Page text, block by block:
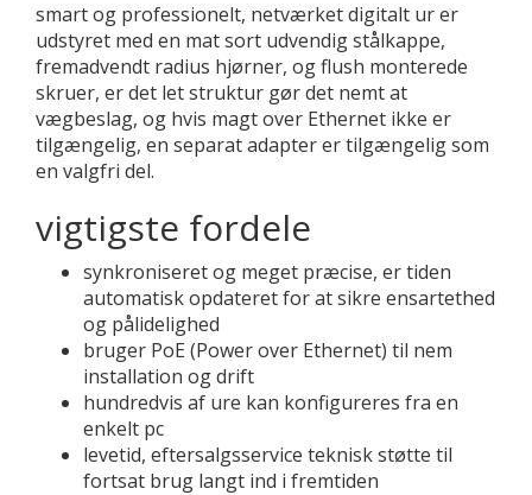
smart og professionelt, netværket digitalt ur er
udstyret med en mat sort udvendig stålkappe,
fremadvendt radius hjørner, og flush monterede
skruer, er det let struktur gør det nemt at
vægbeslag, og hvis magt over Ethernet ikke er
tilgængelig, en separat adapter er tilgængelig som
en valgfri del.
vigtigste fordele
synkroniseret og meget præcise, er tiden
automatisk opdateret for at sikre ensartethed
og pålidelighed
bruger PoE (Power over Ethernet) til nem
installation og drift
hundredvis af ure kan konfigureres fra en
enkelt pc
levetid, eftersalgsservice teknisk støtte til
fortsat brug langt ind i fremtiden